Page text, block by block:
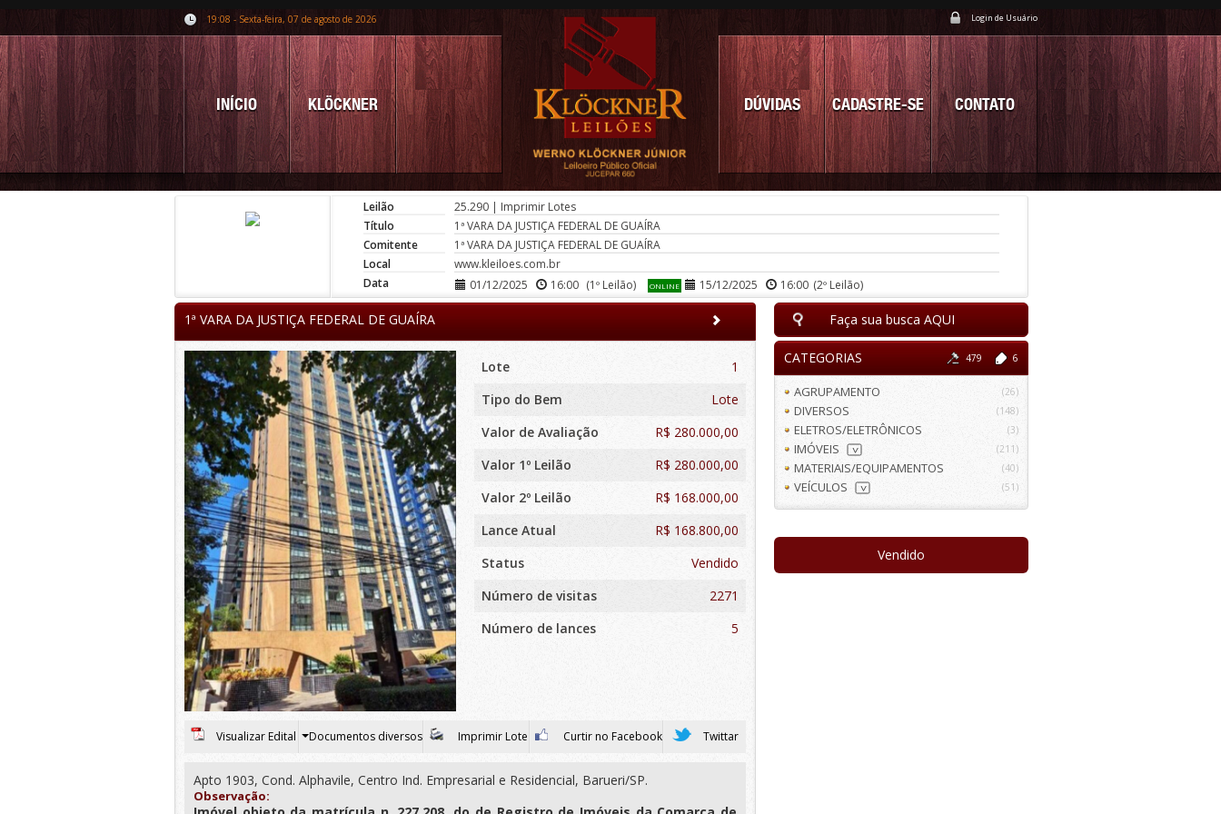
19:08 - Sexta-feira, 07 de agosto de 2026 Login de Usuário
INÍCIO KLÖCKNER CONTATO
CADASTRE-SE
DÚVIDAS
Leilão 25.290 | Imprimir Lotes
Título
1ª VARA DA JUSTIÇA FEDERAL DE GUAÍRA
Comitente
1ª VARA DA JUSTIÇA FEDERAL DE GUAÍRA
Local
www.kleiloes.com.br
Data
01/12/2025 16:00 (1º Leilão) ONLINE 15/12/2025 16:00 (2º Leilão)
1ª VARA DA JUSTIÇA FEDERAL DE GUAÍRA
Lote
1
Tipo do Bem
Lote
Valor de Avaliação
R$ 280.000,00
Valor 1º Leilão
R$ 280.000,00
Valor 2º Leilão
R$ 168.000,00
Lance Atual
R$ 168.800,00
Status
Vendido
Número de visitas
2271
Número de lances
5
Visualizar Edital Documentos diversos Imprimir Lote Curtir no Facebook Twittar
Apto 1903, Cond. Alphavile, Centro Ind. Empresarial e Residencial, Barueri/SP.
Observação:
Faça sua busca AQUI
CATEGORIAS 479 6
AGRUPAMENTO (26)
DIVERSOS (148)
ELETROS/ELETRÔNICOS (3)
IMÓVEIS > (211)
MATERIAIS/EQUIPAMENTOS (40)
VEÍCULOS > (51)
Vendido